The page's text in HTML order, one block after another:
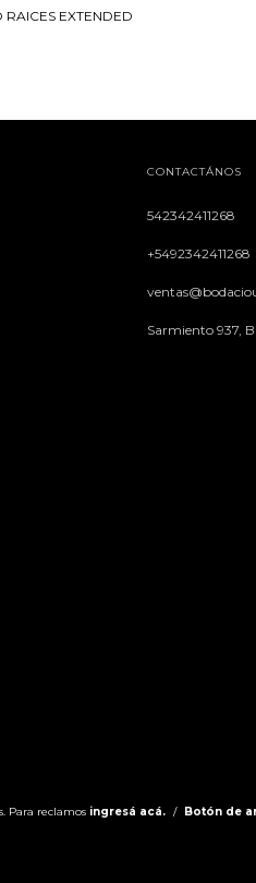
EXTENDED
CONTACTÁNOS
542342411268
+5492342411268
Sarmiento 937,
Para reclamos ingresá acá. / Botón de